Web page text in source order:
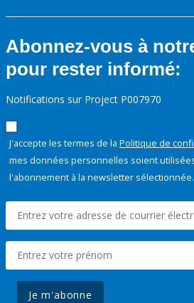
Abonnez-vous à
pour rester informé:
Notifications sur Project P007970
J'accepte les termes de la Politique de
mes données personnelles soient
l'abonnement à la newsletter sélectionnée.
Je m'abonne